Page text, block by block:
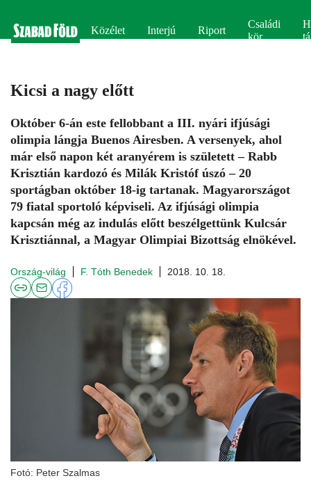
Közélet Interjú Riport
Családi
kör
Kicsi a nagy előtt
Október 6-án este fellobbant a III. nyári ifjúsági
olimpia lángja Buenos Airesben. A versenyek, ahol
már első napon két aranyérem is született – Rabb
Krisztián kardozó és Milák Kristóf úszó – 20
sportágban október 18-ig tartanak. Magyarországot
79 fiatal sportoló képviseli. Az ifjúsági olimpia
kapcsán még az indulás előtt beszélgettünk Kulcsár
Krisztiánnal, a Magyar Olimpiai Bizottság elnökével.
Ország-világ F. Tóth Benedek 2018. 10. 18.
Fotó: Peter Szalmas